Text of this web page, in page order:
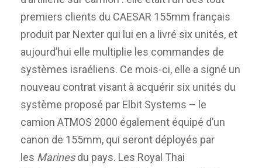
premiers clients du CAESAR 155mm français
produit par Nexter qui lui en a livré six unités, et
aujourd’hui elle multiplie les commandes de
systèmes israéliens. Ce mois-ci, elle a signé un
nouveau contrat visant à acquérir six unités du
système proposé par Elbit Systems – le
camion ATMOS 2000 également équipé d’un
canon de 155mm, qui seront déployés par
les Marinesdu pays. Les Royal Thai